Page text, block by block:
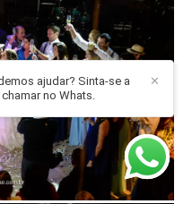
✕
ajudar? Sinta-se a
no Whats.